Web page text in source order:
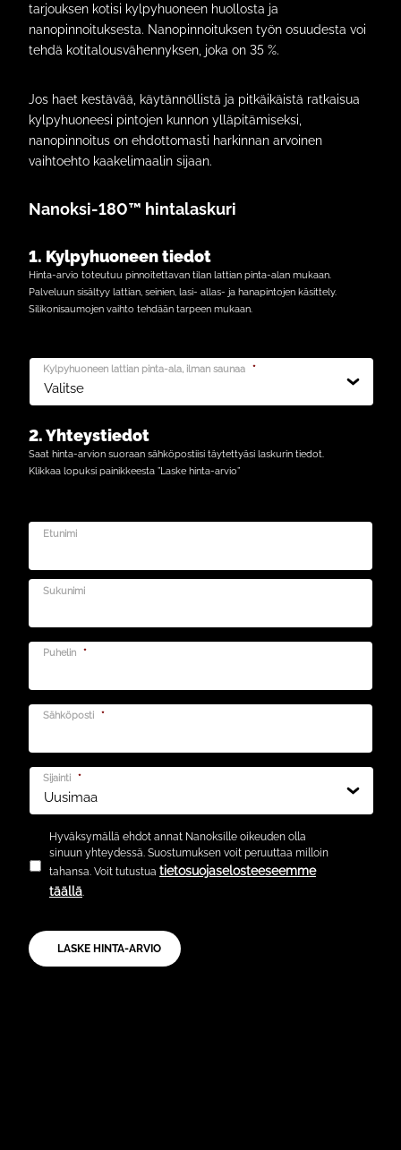
tarjouksen kotisi kylpyhuoneen huollosta ja
nanopinnoituksesta. Nanopinnoituksen työn osuudesta voi
tehdä kotitalousvähennyksen, joka on 35 %.
Jos haet kestävää, käytännöllistä ja pitkäikäistä ratkaisua
kylpyhuoneesi pintojen kunnon ylläpitämiseksi,
nanopinnoitus on ehdottomasti harkinnan arvoinen
vaihtoehto kaakelimaalin sijaan.
Nanoksi-180™ hintalaskuri
1. Kylpyhuoneen tiedot
Hinta-arvio toteutuu pinnoitettavan tilan lattian pinta-alan mukaan.
Palveluun sisältyy lattian, seinien, lasi- allas- ja hanapintojen käsittely.
Silikonisaumojen vaihto tehdään tarpeen mukaan.
Kylpyhuoneen lattian pinta-ala, ilman saunaa *
2. Yhteystiedot
Saat hinta-arvion suoraan sähköpostiisi täytettyäsi laskurin tiedot.
Klikkaa lopuksi painikkeesta ”Laske hinta-arvio”
Etunimi
Sukunimi
Puhelin *
Sähköposti *
Sijainti *
Hyväksymällä ehdot annat Nanoksille oikeuden olla
sinuun yhteydessä. Suostumuksen voit peruuttaa milloin
tahansa. Voit tutustua tietosuojaselosteeseemme
täällä.